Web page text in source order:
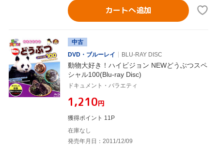
カートへ追加
中古
DVD・ブルーレイ
BLU-RAY DISC
動物大好き！ハイビジョン NEWどうぶつスペ
シャル100(Blu-ray Disc)
ドキュメント・バラエティ
¥1,210円
獲得ポイント 11P
在庫なし
発売年月日：2011/12/09